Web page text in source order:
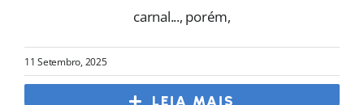
carnal..., porém,
11 Setembro, 2025
LEIA MAIS